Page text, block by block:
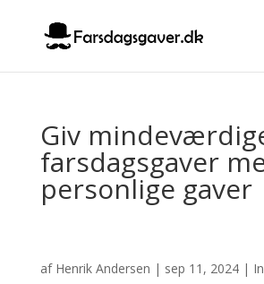
Giv
farsdagsgaver
personlige gaver
af Henrik Andersen | sep 11, 2024|